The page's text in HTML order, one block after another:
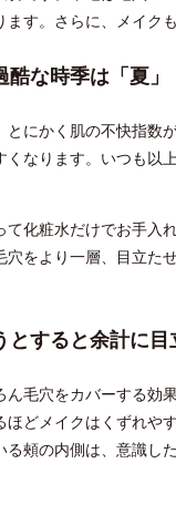
す。さらに、メイク
な時季は「夏」
にかく肌の不快指数
くなります。いつも以
化粧水だけでお手入
穴をより一層、目立た
とすると余計に目
ん毛穴をカバーする効
どメイクはくずれや
る頰の内側は、意識し